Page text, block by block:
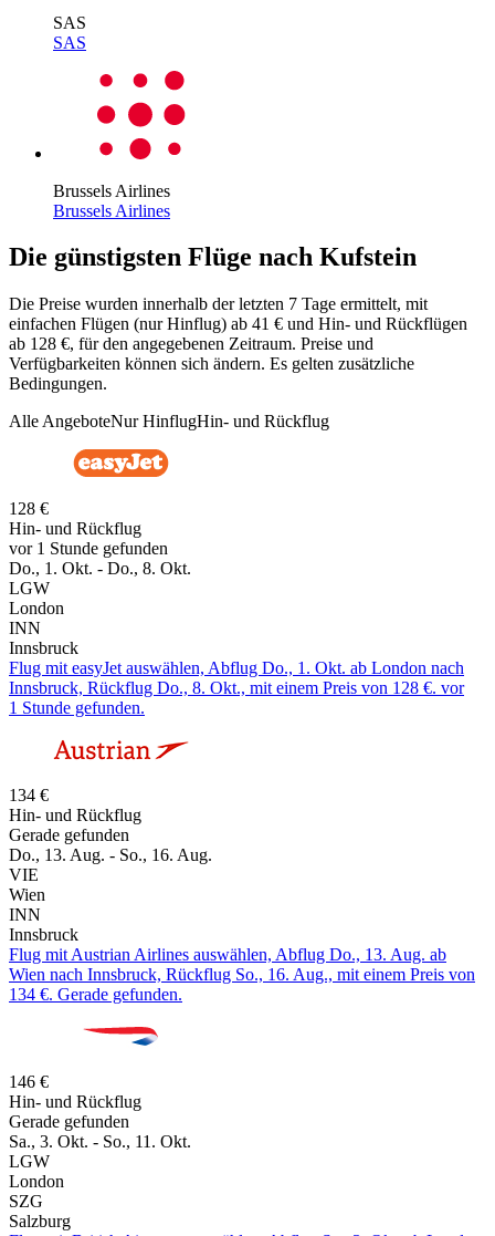
SAS
SAS
Brussels Airlines
Brussels Airlines
Die günstigsten Flüge nach Kufstein
Die Preise wurden innerhalb der letzten 7 Tage ermittelt, mit
einfachen Flügen (nur Hinflug) ab 41 € und Hin- und Rückflügen
ab 128 €, für den angegebenen Zeitraum. Preise und
Verfügbarkeiten können sich ändern. Es gelten zusätzliche
Bedingungen.
Alle AngeboteNur HinflugHin- und Rückflug
128 €
Hin- und Rückflug
vor 1 Stunde gefunden
Do., 1. Okt. - Do., 8. Okt.
LGW
London
INN
Innsbruck
Flug mit easyJet auswählen, Abflug Do., 1. Okt. ab London nach
Innsbruck, Rückflug Do., 8. Okt., mit einem Preis von 128 €. vor
1 Stunde gefunden.
134 €
Hin- und Rückflug
Gerade gefunden
Do., 13. Aug. - So., 16. Aug.
VIE
Wien
INN
Innsbruck
Flug mit Austrian Airlines auswählen, Abflug Do., 13. Aug. ab
Wien nach Innsbruck, Rückflug So., 16. Aug., mit einem Preis von
134 €. Gerade gefunden.
146 €
Hin- und Rückflug
Gerade gefunden
Sa., 3. Okt. - So., 11. Okt.
LGW
London
SZG
Salzburg